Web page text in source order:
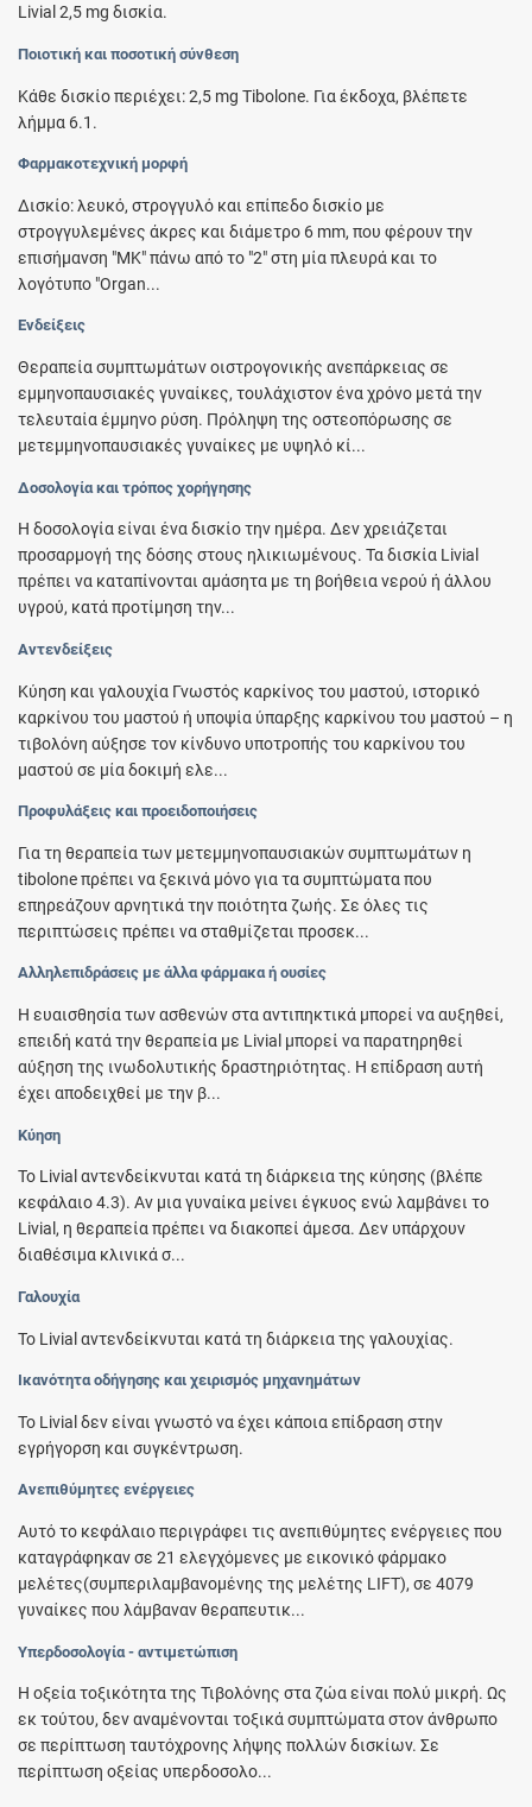
Livial 2,5 mg δισκία.
Ποιοτική και ποσοτική σύνθεση
Κάθε δισκίο περιέχει: 2,5 mg Tibolone. Για έκδοχα, βλέπετε
λήμμα 6.1.
Φαρμακοτεχνική μορφή
Δισκίο: λευκό, στρογγυλό και επίπεδο δισκίο με
στρογγυλεμένες άκρες και διάμετρο 6 mm, που φέρουν την
επισήμανση "MK" πάνω από το "2" στη μία πλευρά και το
λογότυπο "Organ...
Ενδείξεις
Θεραπεία συμπτωμάτων οιστρογονικής ανεπάρκειας σε
εμμηνοπαυσιακές γυναίκες, τουλάχιστον ένα χρόνο μετά την
τελευταία έμμηνο ρύση. Πρόληψη της οστεοπόρωσης σε
μετεμμηνοπαυσιακές γυναίκες με υψηλό κί...
Δοσολογία και τρόπος χορήγησης
Η δοσολογία είναι ένα δισκίο την ημέρα. Δεν χρειάζεται
προσαρμογή της δόσης στους ηλικιωμένους. Τα δισκία Livial
πρέπει να καταπίνονται αμάσητα με τη βοήθεια νερού ή άλλου
υγρού, κατά προτίμηση την...
Αντενδείξεις
Κύηση και γαλουχία Γνωστός καρκίνος του μαστού, ιστορικό
καρκίνου του μαστού ή υποψία ύπαρξης καρκίνου του μαστού – η
τιβολόνη αύξησε τον κίνδυνο υποτροπής του καρκίνου του
μαστού σε μία δοκιμή ελε...
Προφυλάξεις και προειδοποιήσεις
Για τη θεραπεία των μετεμμηνοπαυσιακών συμπτωμάτων η
tibolone πρέπει να ξεκινά μόνο για τα συμπτώματα που
επηρεάζουν αρνητικά την ποιότητα ζωής. Σε όλες τις
περιπτώσεις πρέπει να σταθμίζεται προσεκ...
Αλληλεπιδράσεις με άλλα φάρμακα ή ουσίες
Η ευαισθησία των ασθενών στα αντιπηκτικά μπορεί να αυξηθεί,
επειδή κατά την θεραπεία με Livial μπορεί να παρατηρηθεί
αύξηση της ινωδολυτικής δραστηριότητας. Η επίδραση αυτή
έχει αποδειχθεί με την β...
Κύηση
Το Livial αντενδείκνυται κατά τη διάρκεια της κύησης (βλέπε
κεφάλαιο 4.3). Αν μια γυναίκα μείνει έγκυος ενώ λαμβάνει το
Livial, η θεραπεία πρέπει να διακοπεί άμεσα. Δεν υπάρχουν
διαθέσιμα κλινικά σ...
Γαλουχία
Το Livial αντενδείκνυται κατά τη διάρκεια της γαλουχίας.
Ικανότητα οδήγησης και χειρισμός μηχανημάτων
Το Livial δεν είναι γνωστό να έχει κάποια επίδραση στην
εγρήγορση και συγκέντρωση.
Ανεπιθύμητες ενέργειες
Αυτό το κεφάλαιο περιγράφει τις ανεπιθύμητες ενέργειες που
καταγράφηκαν σε 21 ελεγχόμενες με εικονικό φάρμακο
μελέτες(συμπεριλαμβανομένης της μελέτης LIFT), σε 4079
γυναίκες που λάμβαναν θεραπευτικ...
Υπερδοσολογία - αντιμετώπιση
Η οξεία τοξικότητα της Τιβολόνης στα ζώα είναι πολύ μικρή. Ως
εκ τούτου, δεν αναμένονται τοξικά συμπτώματα στον άνθρωπο
σε περίπτωση ταυτόχρονης λήψης πολλών δισκίων. Σε
περίπτωση οξείας υπερδοσολο...